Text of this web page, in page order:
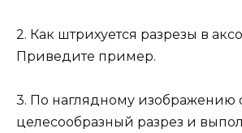
2. Как штрихуется разрезы в
Приведите пример.
3. По наглядному изображению
целесообразный разрез и